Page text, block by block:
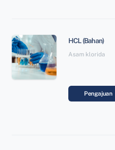
HCL (Bahan)
Asam klorida
Pengajuan